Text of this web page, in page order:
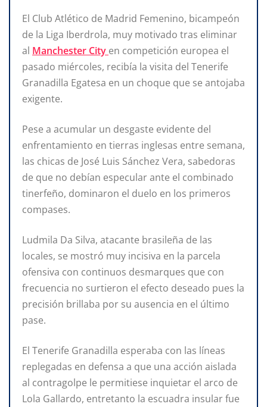
El Club Atlético de Madrid Femenino, bicampeón
de la Liga Iberdrola, muy motivado tras eliminar
al Manchester City en competición europea el
pasado miércoles, recibía la visita del Tenerife
Granadilla Egatesa en un choque que se antojaba
exigente.
Pese a acumular un desgaste evidente del
enfrentamiento en tierras inglesas entre semana,
las chicas de José Luis Sánchez Vera, sabedoras
de que no debían especular ante el combinado
tinerfeño, dominaron el duelo en los primeros
compases.
Ludmila Da Silva, atacante brasileña de las
locales, se mostró muy incisiva en la parcela
ofensiva con continuos desmarques que con
frecuencia no surtieron el efecto deseado pues la
precisión brillaba por su ausencia en el último
pase.
El Tenerife Granadilla esperaba con las líneas
replegadas en defensa a que una acción aislada
al contragolpe le permitiese inquietar el arco de
Lola Gallardo, entretanto la escuadra insular fue